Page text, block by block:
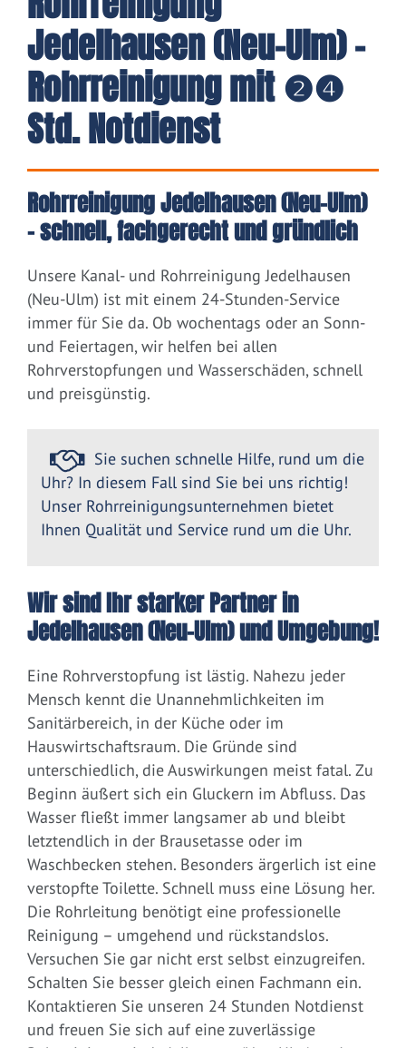
Jedelhausen (Neu-Ulm) -
Rohrreinigung mit ❷❹
Std. Notdienst
Rohrreinigung Jedelhausen (Neu-Ulm)
– schnell, fachgerecht und gründlich
Unsere Kanal- und Rohrreinigung Jedelhausen
(Neu-Ulm) ist mit einem 24-Stunden-Service
immer für Sie da. Ob wochentags oder an Sonn-
und Feiertagen, wir helfen bei allen
Rohrverstopfungen und Wasserschäden, schnell
und preisgünstig.
Sie suchen schnelle Hilfe, rund um die
Uhr? In diesem Fall sind Sie bei uns richtig!
Unser Rohrreinigungsunternehmen bietet
Ihnen Qualität und Service rund um die Uhr.
Wir sind Ihr starker Partner in
Jedelhausen (Neu-Ulm) und Umgebung!
Eine Rohrverstopfung ist lästig. Nahezu jeder
Mensch kennt die Unannehmlichkeiten im
Sanitärbereich, in der Küche oder im
Hauswirtschaftsraum. Die Gründe sind
unterschiedlich, die Auswirkungen meist fatal. Zu
Beginn äußert sich ein Gluckern im Abfluss. Das
Wasser fließt immer langsamer ab und bleibt
letztendlich in der Brausetasse oder im
Waschbecken stehen. Besonders ärgerlich ist eine
verstopfte Toilette. Schnell muss eine Lösung her.
Die Rohrleitung benötigt eine professionelle
Reinigung – umgehend und rückstandslos.
Versuchen Sie gar nicht erst selbst einzugreifen.
Schalten Sie besser gleich einen Fachmann ein.
Kontaktieren Sie unseren 24 Stunden Notdienst
und freuen Sie sich auf eine zuverlässige